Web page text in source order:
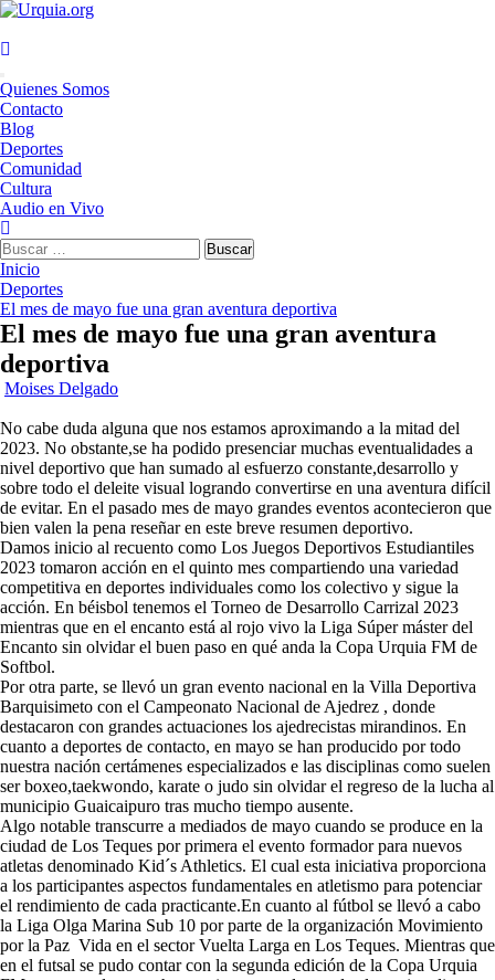
Saltar
contenido
Menú
principal
Quienes Somos
Contacto
Blog
Deportes
Comunidad
Cultura
Audio en Vivo
Buscar:
Inicio
Deportes
El mes de mayo fue una gran aventura deportiva
El mes de mayo fue una gran aventura
deportiva
Moises Delgado
No cabe duda alguna que nos estamos aproximando a la mitad del
2023. No obstante,se ha podido presenciar muchas eventualidades a
nivel deportivo que han sumado al esfuerzo constante,desarrollo y
sobre todo el deleite visual logrando convertirse en una aventura difícil
de evitar. En el pasado mes de mayo grandes eventos acontecieron que
bien valen la pena reseñar en este breve resumen deportivo.
Damos inicio al recuento como Los Juegos Deportivos Estudiantiles
2023 tomaron acción en el quinto mes compartiendo una variedad
competitiva en deportes individuales como los colectivo y sigue la
acción. En béisbol tenemos el Torneo de Desarrollo Carrizal 2023
mientras que en el encanto está al rojo vivo la Liga Súper máster del
Encanto sin olvidar el buen paso en qué anda la Copa Urquia FM de
Softbol.
Por otra parte, se llevó un gran evento nacional en la Villa Deportiva
Barquisimeto con el Campeonato Nacional de Ajedrez , donde
destacaron con grandes actuaciones los ajedrecistas mirandinos. En
cuanto a deportes de contacto, en mayo se han producido por todo
nuestra nación certámenes especializados e las disciplinas como suelen
ser boxeo,taekwondo, karate o judo sin olvidar el regreso de la lucha al
municipio Guaicaipuro tras mucho tiempo ausente.
Algo notable transcurre a mediados de mayo cuando se produce en la
ciudad de Los Teques por primera el evento formador para nuevos
atletas denominado Kid´s Athletics. El cual esta iniciativa proporciona
a los participantes aspectos fundamentales en atletismo para potenciar
el rendimiento de cada practicante.En cuanto al fútbol se llevó a cabo
la Liga Olga Marina Sub 10 por parte de la organización Movimiento
por la Paz Vida en el sector Vuelta Larga en Los Teques. Mientras que
en el futsal se pudo contar con la segunda edición de la Copa Urquia